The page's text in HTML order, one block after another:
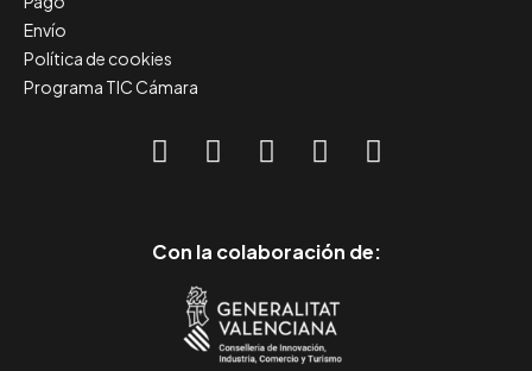
Envío
Política de cookies
Programa TIC Cámara
Con la colaboración de: